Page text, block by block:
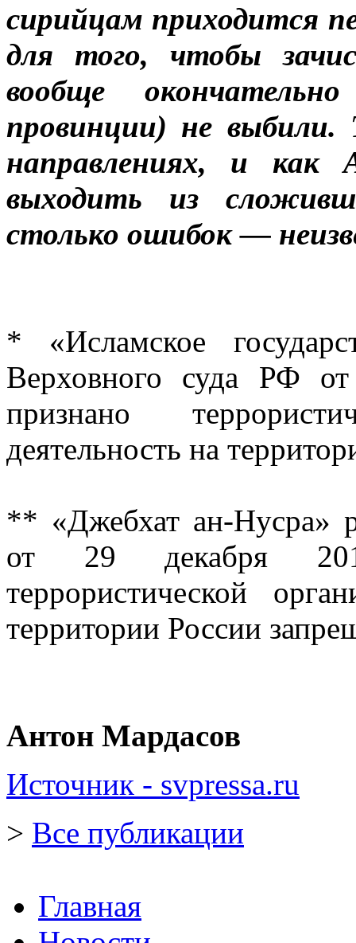
сирийцам приходится
для того, чтобы
вообще
провинции) не
направлениях, и как
выходить из
столько ошибок —
* «Исламское
Верховного суда РФ
признано
деятельность на
** «Джебхат ан-Нусра»
от 29 декабря
террористической
территории России
Антон Мардасов
Источник - svpressa.ru
> Все публикации
Главная